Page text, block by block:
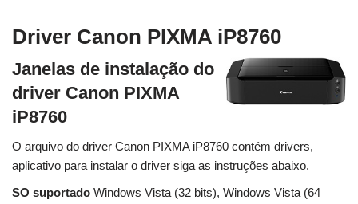
Driver Canon PIXMA iP8760
Janelas de instalação do
driver Canon PIXMA
iP8760
O arquivo do driver Canon PIXMA iP8760 contém drivers,
aplicativo para instalar o driver siga as instruções abaixo.
SO suportado Windows Vista (32 bits), Windows Vista (64